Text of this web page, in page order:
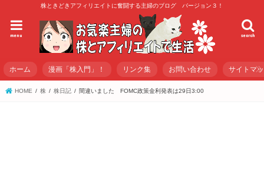
株ときどきアフィリエイトに奮闘する主婦のブログ バージョン３！
search
menu
ホーム 漫画「株入門」！ リンク集 お問い合わせ サイトマ
HOME 株 株日記 間違いました FOMC政策金利発表は29日3:00